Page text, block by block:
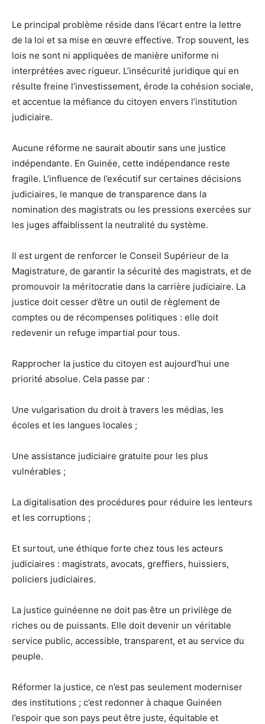
Le principal problème réside dans l’écart entre la lettre
de la loi et sa mise en œuvre effective. Trop souvent, les
lois ne sont ni appliquées de manière uniforme ni
interprétées avec rigueur. L’insécurité juridique qui en
résulte freine l’investissement, érode la cohésion sociale,
et accentue la méfiance du citoyen envers l’institution
judiciaire.
Aucune réforme ne saurait aboutir sans une justice
indépendante. En Guinée, cette indépendance reste
fragile. L’influence de l’exécutif sur certaines décisions
judiciaires, le manque de transparence dans la
nomination des magistrats ou les pressions exercées sur
les juges affaiblissent la neutralité du système.
Il est urgent de renforcer le Conseil Supérieur de la
Magistrature, de garantir la sécurité des magistrats, et de
promouvoir la méritocratie dans la carrière judiciaire. La
justice doit cesser d’être un outil de règlement de
comptes ou de récompenses politiques : elle doit
redevenir un refuge impartial pour tous.
Rapprocher la justice du citoyen est aujourd’hui une
priorité absolue. Cela passe par :
Une vulgarisation du droit à travers les médias, les
écoles et les langues locales ;
Une assistance judiciaire gratuite pour les plus
vulnérables ;
La digitalisation des procédures pour réduire les lenteurs
et les corruptions ;
Et surtout, une éthique forte chez tous les acteurs
judiciaires : magistrats, avocats, greffiers, huissiers,
policiers judiciaires.
La justice guinéenne ne doit pas être un privilège de
riches ou de puissants. Elle doit devenir un véritable
service public, accessible, transparent, et au service du
peuple.
Réformer la justice, ce n’est pas seulement moderniser
des institutions ; c’est redonner à chaque Guinéen
l’espoir que son pays peut être juste, équitable et